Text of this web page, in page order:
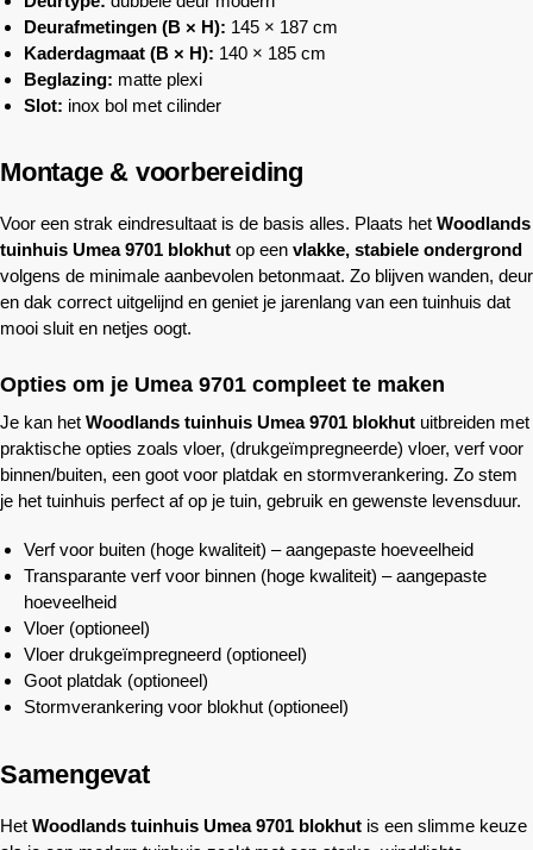
Deurafmetingen (B × H): 145 × 187 cm
Kaderdagmaat (B × H): 140 × 185 cm
Beglazing: matte plexi
Slot: inox bol met cilinder
Montage & voorbereiding
Voor een strak eindresultaat is de basis alles. Plaats het Woodlands
tuinhuis Umea 9701 blokhut op een vlakke, stabiele ondergrond
volgens de minimale aanbevolen betonmaat. Zo blijven wanden, deur
en dak correct uitgelijnd en geniet je jarenlang van een tuinhuis dat
mooi sluit en netjes oogt.
Opties om je Umea 9701 compleet te maken
Je kan het Woodlands tuinhuis Umea 9701 blokhut uitbreiden met
praktische opties zoals vloer, (drukgeïmpregneerde) vloer, verf voor
binnen/buiten, een goot voor platdak en stormverankering. Zo stem
je het tuinhuis perfect af op je tuin, gebruik en gewenste levensduur.
Verf voor buiten (hoge kwaliteit) – aangepaste hoeveelheid
Transparante verf voor binnen (hoge kwaliteit) – aangepaste
hoeveelheid
Vloer (optioneel)
Vloer drukgeïmpregneerd (optioneel)
Goot platdak (optioneel)
Stormverankering voor blokhut (optioneel)
Samengevat
Het Woodlands tuinhuis Umea 9701 blokhut is een slimme keuze